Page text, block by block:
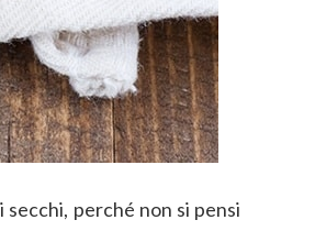
perché non si pensi